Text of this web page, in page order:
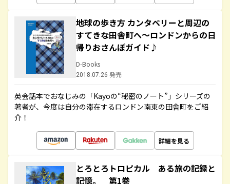
地球の歩き方 カンタベリーと周辺の
すてきな田舎町へ～ロンドンからの日
帰りおさんぽガイド♪
D-Books
2018.07.26 発売
英会話本でおなじみの「Kayoの“秘密のノート”」シリーズの
著者が、今度は自分の滞在するロンドン南東の田舎町をご紹
介！
詳細を見る
とろとろトロピカル ある旅の記録と
記憶。 第1巻